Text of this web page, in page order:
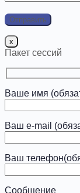
x
Пакет сессий
Ваше имя
Ваш e-mail
Ваш
Сообщение